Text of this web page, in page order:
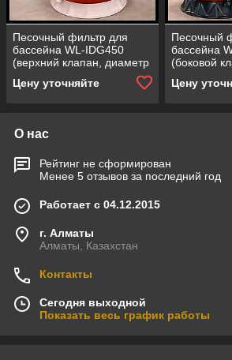
Песочный фильтр для
бассейна WL-IDG450
(верхний клапан, диаметр
производительность = 8
Цену уточняйте
Песочный
бассейна
(боковой
Цену
О нас
Рейтинг не сформирован
Менее 5 отзывов за последний год
Работает с 04.12.2015
г. Алматы
Алматы, Казахстан
Контакты
Сегодня выходной
Показать весь график работы